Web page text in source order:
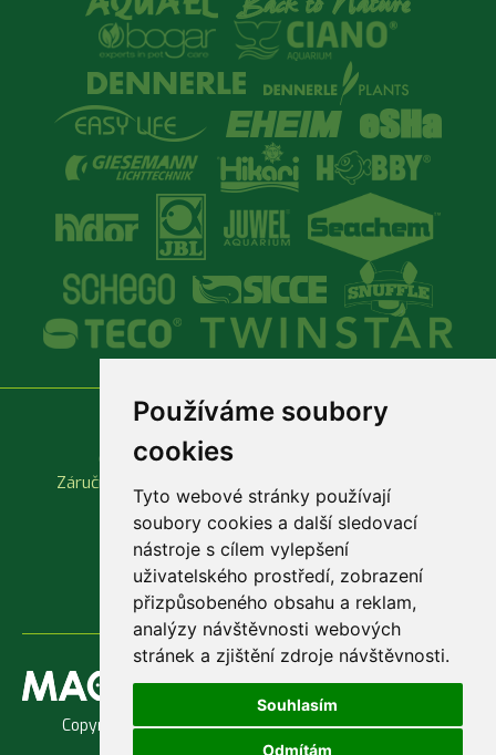
Používáme soubory
cookies
Tyto webové stránky používají
soubory cookies a další sledovací
nástroje s cílem vylepšení
uživatelského prostředí, zobrazení
přizpůsobeného obsahu a reklam,
analýzy návštěvnosti webových
stránek a zjištění zdroje návštěvnosti.
Souhlasím
Odmítám
Vše o nákupu
Obchodní podmínky
Záruční a reklamační podmínky
Důležité odkazy
Rychlá objednávka
Copyright © 1998 - 2026 Jaroslav Macenauer, Ing. -
AKVARIUM